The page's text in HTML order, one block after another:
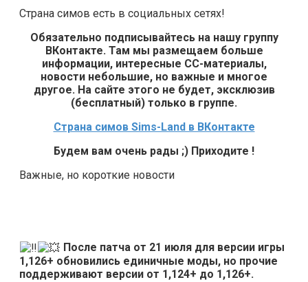
Страна симов есть в социальных сетях!
Обязательно подписывайтесь на нашу группу
ВКонтакте. Там мы размещаем больше
информации, интересные СС-материалы,
новости небольшие, но важные и многое
другое. На сайте этого не будет, эксклюзив
(бесплатный) только в группе.
Страна симов Sims-Land в ВКонтакте
Будем вам очень рады ;) Приходите !
Важные, но короткие новости
После патча от 21 июля для версии игры
1,126+ обновились единичные моды, но прочие
поддерживают версии от 1,124+ до 1,126+.